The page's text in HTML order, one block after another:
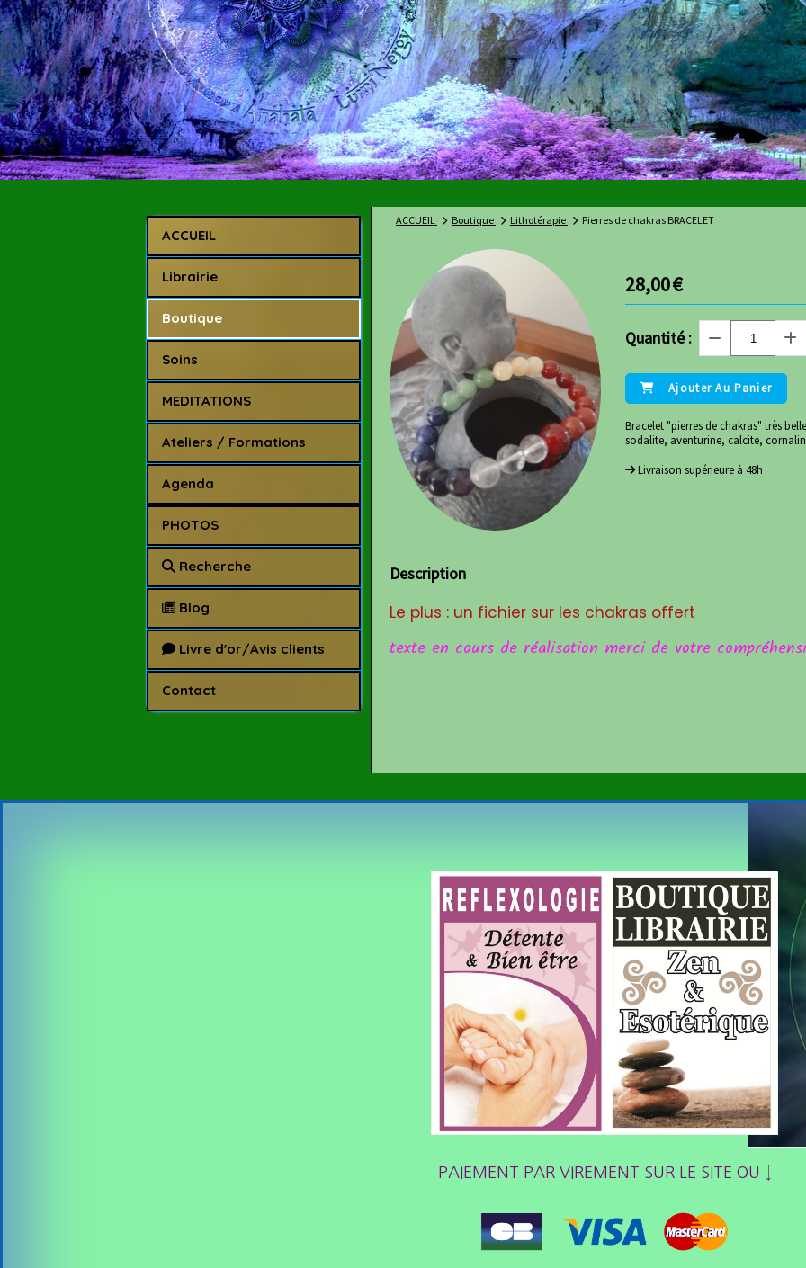
ACCUEIL
Librairie
Boutique
Soins
MEDITATIONS
Ateliers / Formations
Agenda
PHOTOS
Recherche
Blog
Livre d'or/Avis clients
Contact
ACCUEIL Boutique Lithotérapie Pierres de chakras BRACELET
28,00€
Quantité :
Ajouter Au Panier
Bracelet "pierres de chakras" très
sodalite, aventurine, calcite,
Livraison supérieure à 48h
Description
Le plus : un fichier sur les chakras offert
texte en cours de réalisation merci de votre
PAIEMENT PAR VIREMENT SUR LE SITE OU ↓